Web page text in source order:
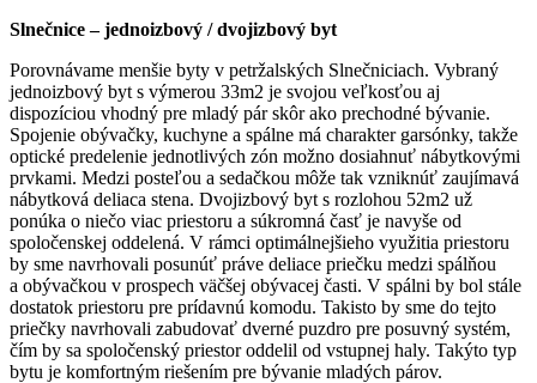
Slnečnice – jednoizbový / dvojizbový byt
Porovnávame menšie byty v petržalských Slnečniciach. Vybraný
jednoizbový byt s výmerou 33m2 je svojou veľkosťou aj
dispozíciou vhodný pre mladý pár skôr ako prechodné bývanie.
Spojenie obývačky, kuchyne a spálne má charakter garsónky, takže
optické predelenie jednotlivých zón možno dosiahnuť nábytkovými
prvkami. Medzi posteľou a sedačkou môže tak vzniknúť zaujímavá
nábytková deliaca stena. Dvojizbový byt s rozlohou 52m2 už
ponúka o niečo viac priestoru a súkromná časť je navyše od
spoločenskej oddelená. V rámci optimálnejšieho využitia priestoru
by sme navrhovali posunúť práve deliace priečku medzi spálňou
a obývačkou v prospech väčšej obývacej časti. V spálni by bol stále
dostatok priestoru pre prídavnú komodu. Takisto by sme do tejto
priečky navrhovali zabudovať dverné puzdro pre posuvný systém,
čím by sa spoločenský priestor oddelil od vstupnej haly. Takýto typ
bytu je komfortným riešením pre bývanie mladých párov.